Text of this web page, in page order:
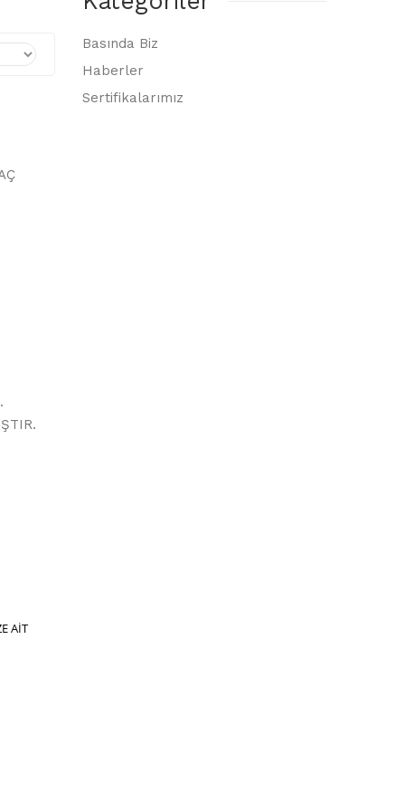
AİT
Basında Biz
Haberler
Sertifikalarımız